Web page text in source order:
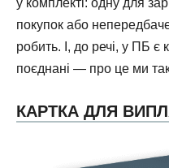
покупок або
робить. І, до речі, у ПБ є
поєднані — про це ми
КАРТКА ДЛЯ